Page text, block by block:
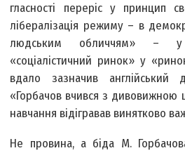
гласності переріс у принцип
лібералізація режиму – в
людським обличчям» – у
«соціалістичний ринок» у
вдало зазначив англійський
«Горбачов вчився з дивовижною
навчання відігравав винятково
Не провина, а біда М.